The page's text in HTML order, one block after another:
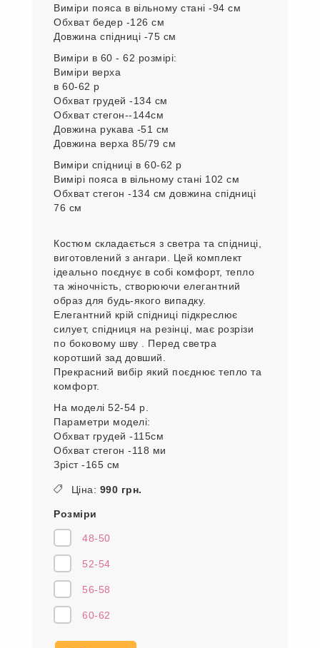
Обхват стегон -118 см
Довжина спідниці -74 см.
Виміри верха в 56-58 розмірі
Обхват грудей --126 см
Обхват стегон -136 см
Довжина рукава від плеча -50 см
Довжина верха - 74/78 см
Виміри спідниці в 56-58 р
Виміри пояса в вільному стані -94 см
Обхват бедер -126 см
Довжина спідниці -75 см
Виміри в 60 - 62 розмірі:
Виміри верха
в 60-62 р
Обхват стегон--144см
Довжина рукава -51 см
Довжина верха 85/79 см
Виміри спідниці в 60-62 р
Вимірі пояса в вільному стані 102 см
Обхват стегон -134 см довжина спідниці
76 см
Костюм складається з светра та спідниці,
виготовлений з ангари. Цей комплект
та жіночність, створюючи елегантний
образ для будь-якого випадку.
Елегантний крій спідниці підкреслює
силует, спідниця на резінці, має розрізи
по боковому шву . Перед светра
коротший зад довший.
Прекрасний вибір який поєднює тепло та
комфорт.
На моделі 52-54 р.
Параметри моделі:
Обхват грудей -115см
Зріст -165 см
Ціна:990 грн.
Розміри